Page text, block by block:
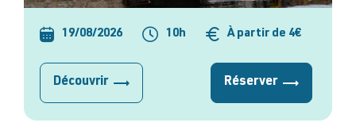
19/08/2026 10h À partir de 4€
Découvrir Réserver